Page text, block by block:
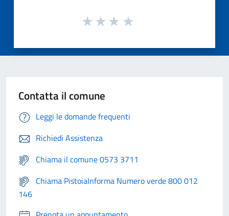
Contatta il comune
Leggi le domande frequenti
Richiedi Assistenza
Chiama il comune 0573 3711
Chiama PistoiaInforma Numero verde 800 012
146